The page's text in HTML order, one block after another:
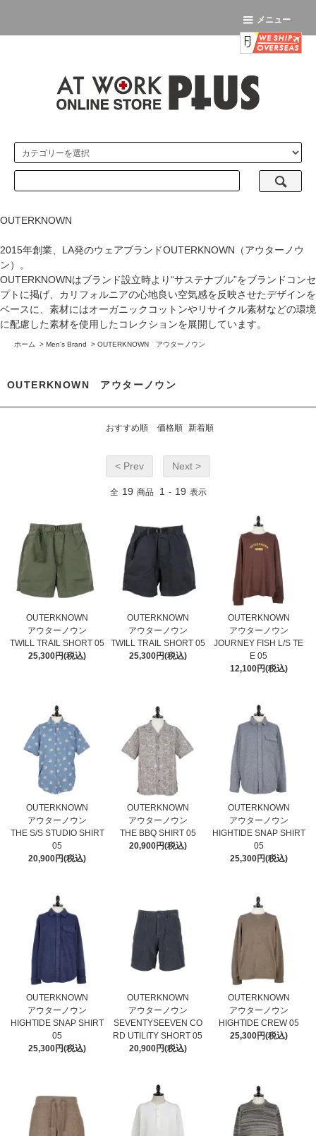
メニュー
OUTERKNOWN
2015年創業、LA発のウェアブランドOUTERKNOWN（アウターノウ
ン）。
OUTERKNOWNはブランド設立時より“サステナブル”をブランドコンセ
プトに掲げ、カリフォルニアの心地良い空気感を反映させたデザインを
ベースに、素材にはオーガニックコットンやリサイクル素材などの環境
に配慮した素材を使用したコレクションを展開しています。
ホーム > Men's Brand > OUTERKNOWN アウターノウン
OUTERKNOWN アウターノウン
おすすめ順 価格順 新着順
< Prev Next >
全 19 商品 1 - 19 表示
OUTERKNOWN
アウターノウン
TWILL TRAIL SHORT 05
25,300円(税込)
OUTERKNOWN
アウターノウン
TWILL TRAIL SHORT 05
25,300円(税込)
OUTERKNOWN
アウターノウン
JOURNEY FISH L/S TE
E 05
12,100円(税込)
OUTERKNOWN
アウターノウン
THE S/S STUDIO SHIRT
05
20,900円(税込)
OUTERKNOWN
アウターノウン
THE BBQ SHIRT 05
20,900円(税込)
OUTERKNOWN
アウターノウン
HIGHTIDE SNAP SHIRT
05
25,300円(税込)
OUTERKNOWN
アウターノウン
HIGHTIDE SNAP SHIRT
05
25,300円(税込)
OUTERKNOWN
アウターノウン
SEVENTYSEEVEN CO
RD UTILITY SHORT 05
20,900円(税込)
OUTERKNOWN
アウターノウン
HIGHTIDE CREW 05
25,300円(税込)